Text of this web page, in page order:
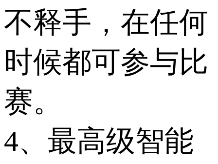
不释手，在任何
时候都可参与比
赛。
4、最高级智能